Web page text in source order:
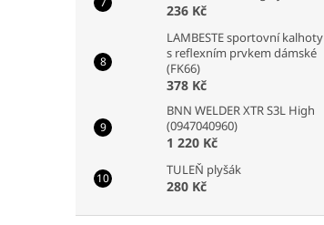
236 Kč
LAMBESTE sportovní kalhoty
s reflexním prvkem dámské
(FK66)
378 Kč
BNN WELDER XTR S3L High
(0947040960)
1 220 Kč
TULEŇ plyšák
280 Kč